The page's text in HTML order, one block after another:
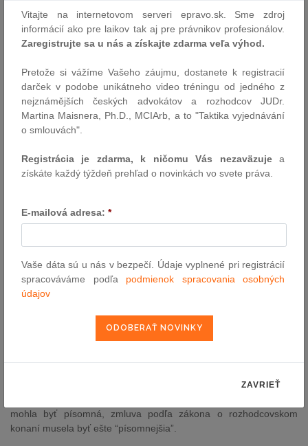
rozhodovať aj o určovacích žalobách. Naopak, spotrebiteľské
spory budú z pôsobnosti zákona o rozhodcovskom konaní úplne
vylúčené a preradené do pôsobnosti nového zákona o
budú na Slovensku regulované paralelne dvomi zákonmi, pričom
nový zákon bude regulovať rozhodcovské konania týkajúce sa
spotrebiteľských sporov a doterajší zákon zahrnie všetky ostatné
“nespotrebiteľské” rozhodcovské konania. Novela zákona kladie
veľký dôraz aj na zmluvnú slobodu voľby rozhodujúceho práva, a
občianskoprávnych vzťahov. Aj tuzemskí účastníci si tak, v súlade
s Nariadením Rím I1 a II2 , môžu zvoliť za rozhodujúce právo
rozhodovať, až na niektoré výnimky vyplývajúce z Nariadení Rím I
a II.
PÍSOMNÁ ZMLUVA VS. "PÍSOMNEJŠIA" ROZHODCOVSKÁ
ZMLUVA
Súčasná právna úprava vyvolávala v teórii i praxi polemiku v
otázke požiadavky písomnej formy, akú zákon na rozhodcovské
písomnej formy podľa zákona o rozhodcovskom konaní je oveľa
prísnejšia ako požiadavka písomnej formy podľa občianskeho
zákona o rozhodcovskom konaní písomnú formu. Dalo by sa
mohla byť písomná, zmluva podľa zákona o rozhodcovskom
konaní musela byť ešte “písomnejšia”.
Vitajte na internetovom serveri epravo.sk. Sme zdroj
informácií ako pre laikov tak aj pre právnikov profesionálov.
Zaregistrujte sa u nás a získajte zdarma veľa výhod.
Pretože si vážíme Vašeho záujmu, dostanete k registracií
darček v podobe unikátneho video tréningu od jedného z
nejznámějších českých advokátov a rozhodcov JUDr.
Martina Maisnera, Ph.D., MCIArb, a to "Taktika vyjednávání
o smlouvách".
Registrácia je zdarma, k ničomu Vás nezaväzujea
získáte každý týždeň prehľad o novinkách vo svete práva.
E-mailová adresa: *
Vaše dáta sú u nás v bezpečí. Údaje vyplnené pri registrácií
spracováváme podľa podmienok spracovania osobných
údajov
ZAVRIEŤ